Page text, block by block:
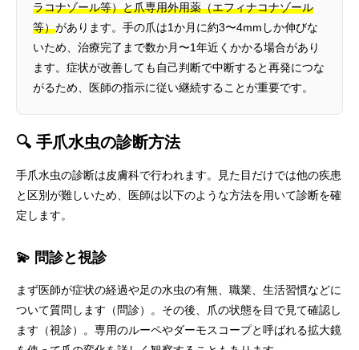
ラコナゾール等）と爪専用外用薬（エフィナコナゾール
等）があります。手の爪は1か月に約3〜4mmしか伸びな
いため、治療完了まで数か月〜1年近くかかる場合があり
ます。症状が改善しても自己判断で中断すると再発につな
がるため、医師の指示に従い継続することが重要です。
🔍 手爪水虫の診断方法
手爪水虫の診断は皮膚科で行われます。見た目だけでは他の疾患
と区別が難しいため、医師は以下のような方法を用いて診断を確
定します。
💫 問診と視診
まず医師が症状の経過や足の水虫の有無、職業、生活習慣などに
ついて質問します（問診）。その後、爪の状態を目で見て確認し
ます（視診）。専用のルーペやダーモスコープと呼ばれる拡大鏡